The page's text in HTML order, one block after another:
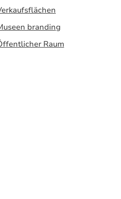
branding
Raum